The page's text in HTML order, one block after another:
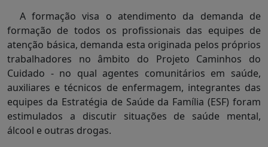
A formação visa o atendimento da demanda de
formação de todos os profissionais das equipes de
atenção básica, demanda esta originada pelos próprios
trabalhadores no âmbito do Projeto Caminhos do
Cuidado - no qual agentes comunitários em saúde,
auxiliares e técnicos de enfermagem, integrantes das
equipes da Estratégia de Saúde da Família (ESF) foram
estimulados a discutir situações de saúde mental,
álcool e outras drogas.